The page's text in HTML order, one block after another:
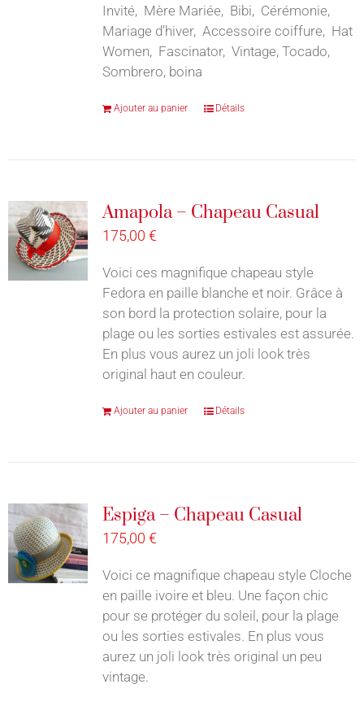
Invité, Mère Mariée, Bibi, Cérémonie,
Mariage d’hiver, Accessoire coiffure, Hat
Women, Fascinator, Vintage, Tocado,
Sombrero, boina
Ajouter au panier Détails
Amapola – Chapeau Casual
175,00 €
Voici ces magnifique chapeau style
Fedora en paille blanche et noir. Grâce à
son bord la protection solaire, pour la
plage ou les sorties estivales est assurée.
En plus vous aurez un joli look très
original haut en couleur.
Ajouter au panier Détails
Espiga – Chapeau Casual
175,00 €
Voici ce magnifique chapeau style Cloche
en paille ivoire et bleu. Une façon chic
pour se protéger du soleil, pour la plage
ou les sorties estivales. En plus vous
aurez un joli look très original un peu
vintage.